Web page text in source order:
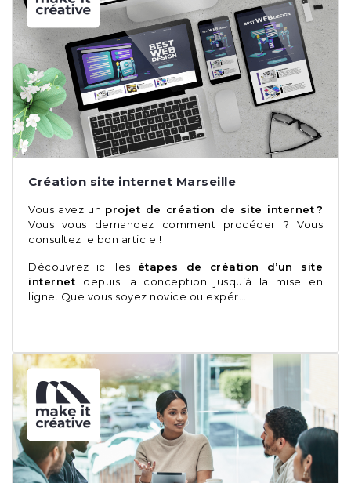
Création site internet Marseille
Vous avez un projet de création de site internet ?
Vous vous demandez comment procéder ? Vous
consultez le bon article !
Découvrez ici les étapes de création d’un site
internet depuis la conception jusqu’à la mise en
ligne. Que vous soyez novice ou expér…